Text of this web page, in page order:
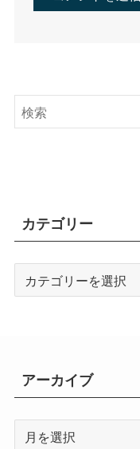
カテゴリー
テ
アーカイブ